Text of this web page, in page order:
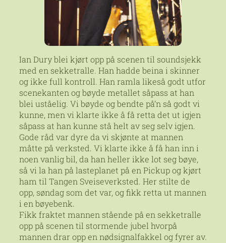
Ian Dury blei kjørt opp på scenen til soundsjekk
med en sekketralle. Han hadde beina i skinner
og ikke full kontroll. Han ramla likeså godt utfor
scenekanten og bøyde metallet såpass at han
blei uståelig. Vi bøyde og bendte på’n så godt vi
kunne, men vi klarte ikke å få retta det ut igjen
såpass at han kunne stå helt av seg selv igjen.
Gode råd var dyre da vi skjønte at mannen
måtte på verksted. Vi klarte ikke å få han inn i
noen vanlig bil, da han heller ikke lot seg bøye,
så vi la han på lasteplanet på en Pickup og kjørt
ham til Tangen Sveiseverksted. Her stilte de
opp, søndag som det var, og fikk retta ut mannen
i en bøyebenk.
Fikk fraktet mannen stående på en sekketralle
opp på scenen til stormende jubel hvorpå
mannen drar opp en nødsignalfakkel og fyrer av.